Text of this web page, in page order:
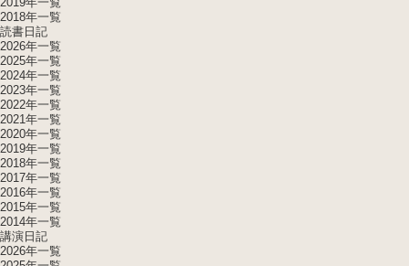
2018年一覧
読書日記
2026年一覧
2025年一覧
2024年一覧
2023年一覧
2022年一覧
2021年一覧
2020年一覧
2019年一覧
2018年一覧
2017年一覧
2016年一覧
2015年一覧
2014年一覧
講演日記
2026年一覧